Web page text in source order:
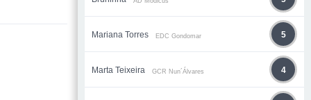
Mariana Torres EDC Gondomar 5
Marta Teixeira GCR Nun´Álvares 4